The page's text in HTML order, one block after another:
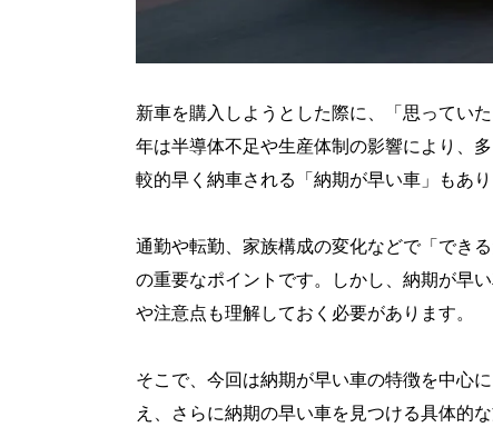
新車を購入しようとした際に、「思ってい
年は半導体不足や生産体制の影響により、
較的早く納車される「納期が早い車」もあ
通勤や転勤、家族構成の変化などで「でき
の重要なポイントです。しかし、納期が早
や注意点も理解しておく必要があります。
そこで、今回は納期が早い車の特徴を中心
え、さらに納期の早い車を見つける具体的